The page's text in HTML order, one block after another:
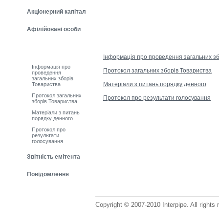
Акціонерний капітал
Афілійовані особи
Інформація про
проведення
загальних зборів
Товариства
Протокол загальних
зборів Товариства
Матеріали з питань
порядку денного
Протокол про
результати
голосування
Звітність емітента
Повідомлення
Інформація про проведення загальних
Протокол загальних зборів Товариства
Матеріали з питань порядку денного
Протокол про результати голосування
Copyright © 2007-2010 Interpipe. All rights